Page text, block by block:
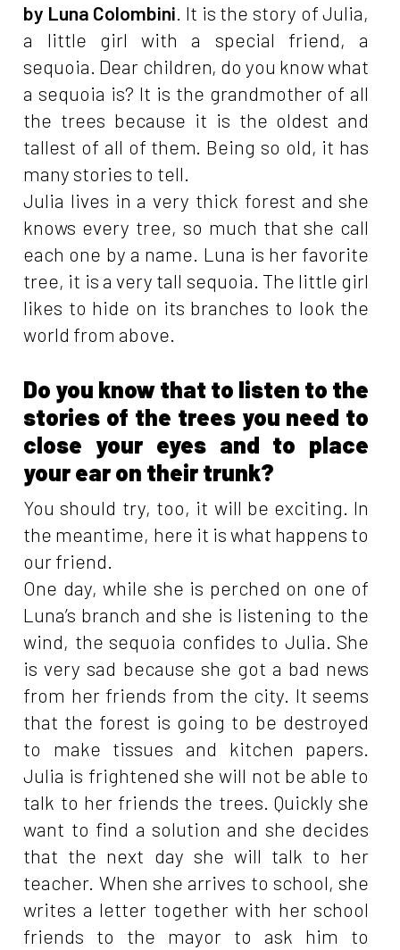
by Luna Colombini . It is the story of Julia,
a little girl with a special friend, a
sequoia. Dear children, do you know what
a sequoia is? It is the grandmother of all
the trees because it is the oldest and
tallest of all of them. Being so old, it has
many stories to tell.
Julia lives in a very thick forest and she
knows every tree, so much that she call
each one by a name. Luna is her favorite
tree, it is a very tall sequoia. The little girl
likes to hide on its branches to look the
world from above.
Do you know that to listen to the
stories of the trees you need to
close your eyes and to place
your ear on their trunk?
You should try, too, it will be exciting. In
the meantime, here it is what happens to
our friend.
One day, while she is perched on one of
Luna’s branch and she is listening to the
wind, the sequoia confides to Julia. She
is very sad because she got a bad news
from her friends from the city. It seems
that the forest is going to be destroyed
to make tissues and kitchen papers.
Julia is frightened she will not be able to
talk to her friends the trees. Quickly she
want to find a solution and she decides
that the next day she will talk to her
teacher. When she arrives to school, she
writes a letter together with her school
friends to the mayor to ask him to